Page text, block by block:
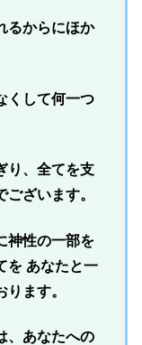
るからにほか
くして何一つ
り、全てを支
ざいます。
神性の一部を
を あなたと一
ます。
、あなたへの